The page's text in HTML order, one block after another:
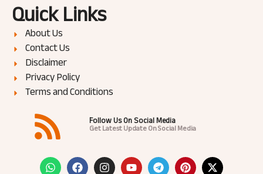
Quick Links
About Us
Contact Us
Disclaimer
Privacy Policy
Terms and Conditions
Follow Us On Social Media
Get Latest Update On Social Media